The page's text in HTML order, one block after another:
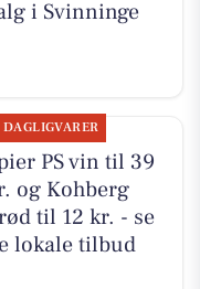
i Svinninge
DAGLIGVARER
PS vin til 39
og Kohberg
til 12 kr. - se
lokale tilbud